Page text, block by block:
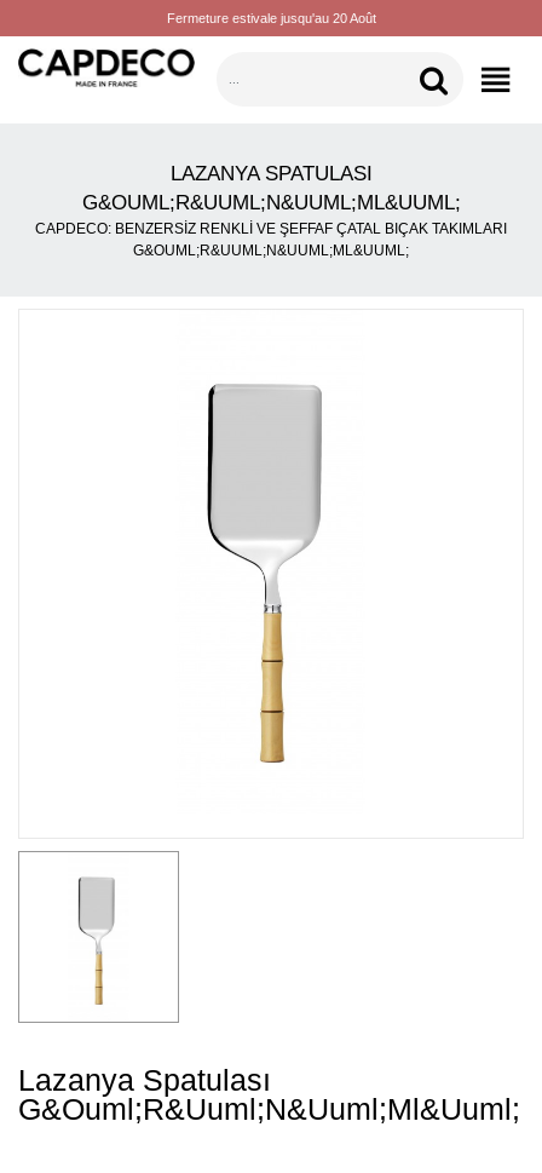
Fermeture estivale jusqu'au 20 Août
KATEGORILER
LAZANYA SPATULASI
G&OUML;R&UUML;N&UUML;ML&UUML;
CAPDECO: BENZERSIZ RENKLI VE ŞEFFAF ÇATAL BIÇAK TAKIMLARI
G&OUML;R&UUML;N&UUML;ML&UUML;
Lazanya Spatulası
G&ouml;r&uuml;n&uuml;ml&uuml;